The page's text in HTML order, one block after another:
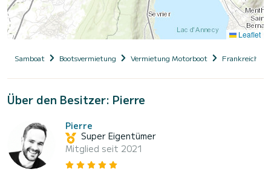
Leaflet
Samboat Bootsvermietung Vermietung Motorboot Frankreich
Über den Besitzer: Pierre
Pierre
Super Eigentümer
Mitglied seit 2021